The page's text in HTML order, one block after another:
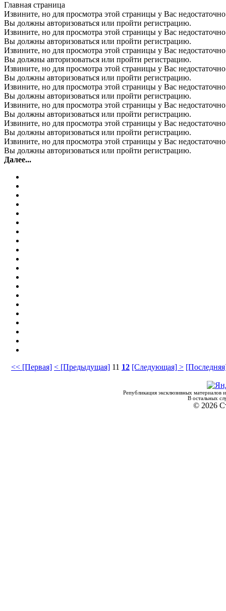
Главная страница
Извините, но для просмотра этой страницы у Вас
Вы должны авторизоваться или пройти регистрацию.
Извините, но для просмотра этой страницы у Вас
Вы должны авторизоваться или пройти регистрацию.
Извините, но для просмотра этой страницы у Вас
Вы должны авторизоваться или пройти регистрацию.
Извините, но для просмотра этой страницы у Вас
Вы должны авторизоваться или пройти регистрацию.
Извините, но для просмотра этой страницы у Вас
Вы должны авторизоваться или пройти регистрацию.
Извините, но для просмотра этой страницы у Вас
Вы должны авторизоваться или пройти регистрацию.
Извините, но для просмотра этой страницы у Вас
Вы должны авторизоваться или пройти регистрацию.
Извините, но для просмотра этой страницы у Вас
Вы должны авторизоваться или пройти регистрацию.
Далее...
<< [Первая] < [Предыдущая] 11 12 [Следующая] >
Републикация эксклюзивных материалов
В остальных
© 2026